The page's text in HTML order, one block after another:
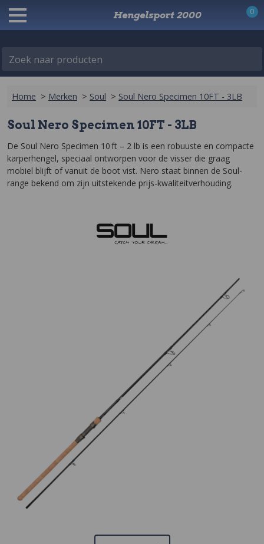
Zoek naar producten
Hengelsport 2000 0
Home > Merken > Soul > Soul Nero Specimen 10FT - 3LB
Soul Nero Specimen 10FT - 3LB
De Soul Nero Specimen 10 ft – 2 lb is een robuuste en compacte
karperhengel, speciaal ontworpen voor de visser die graag
mobiel blijft of vanuit de boot vist. Nero staat binnen de Soul-
range bekend om zijn uitstekende prijs-kwaliteitverhouding.